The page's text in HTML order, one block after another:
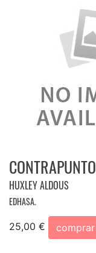
CONTRAPUNTO
HUXLEY ALDOUS
EDHASA.
25,00 €
comprar